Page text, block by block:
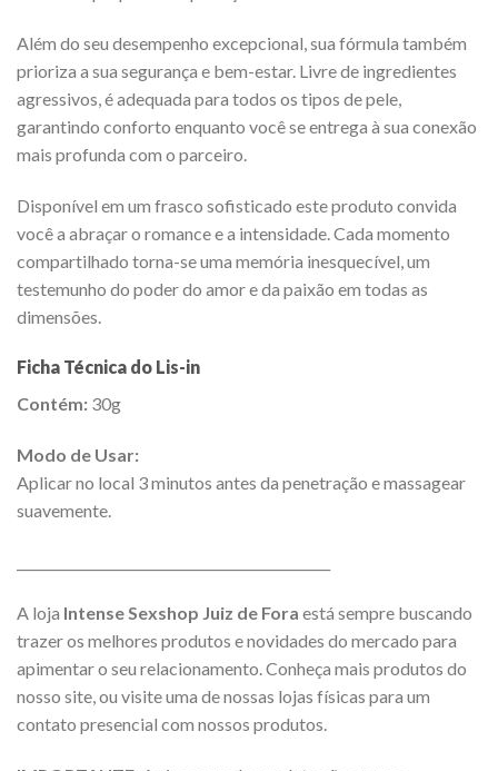
Além do seu desempenho excepcional, sua fórmula também
prioriza a sua segurança e bem-estar. Livre de ingredientes
agressivos, é adequada para todos os tipos de pele,
garantindo conforto enquanto você se entrega à sua conexão
mais profunda com o parceiro.
Disponível em um frasco sofisticado este produto convida
você a abraçar o romance e a intensidade. Cada momento
compartilhado torna-se uma memória inesquecível, um
testemunho do poder do amor e da paixão em todas as
dimensões.
Ficha Técnica do Lis-in
Contém: 30g
Modo de Usar:
Aplicar no local 3 minutos antes da penetração e massagear
suavemente.
A loja Intense Sexshop Juiz de Fora está sempre buscando
trazer os melhores produtos e novidades do mercado para
apimentar o seu relacionamento. Conheça mais produtos do
nosso site, ou visite uma de nossas lojas físicas para um
contato presencial com nossos produtos.